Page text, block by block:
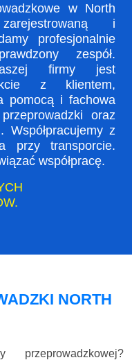
w North
i
profesjonalnie
zespół.
firmy jest
z klientem,
pomocą i fachowa
oraz
Współpracujemy z
przy transporcie.
współpracę.
NORTH
przeprowadzkowej?